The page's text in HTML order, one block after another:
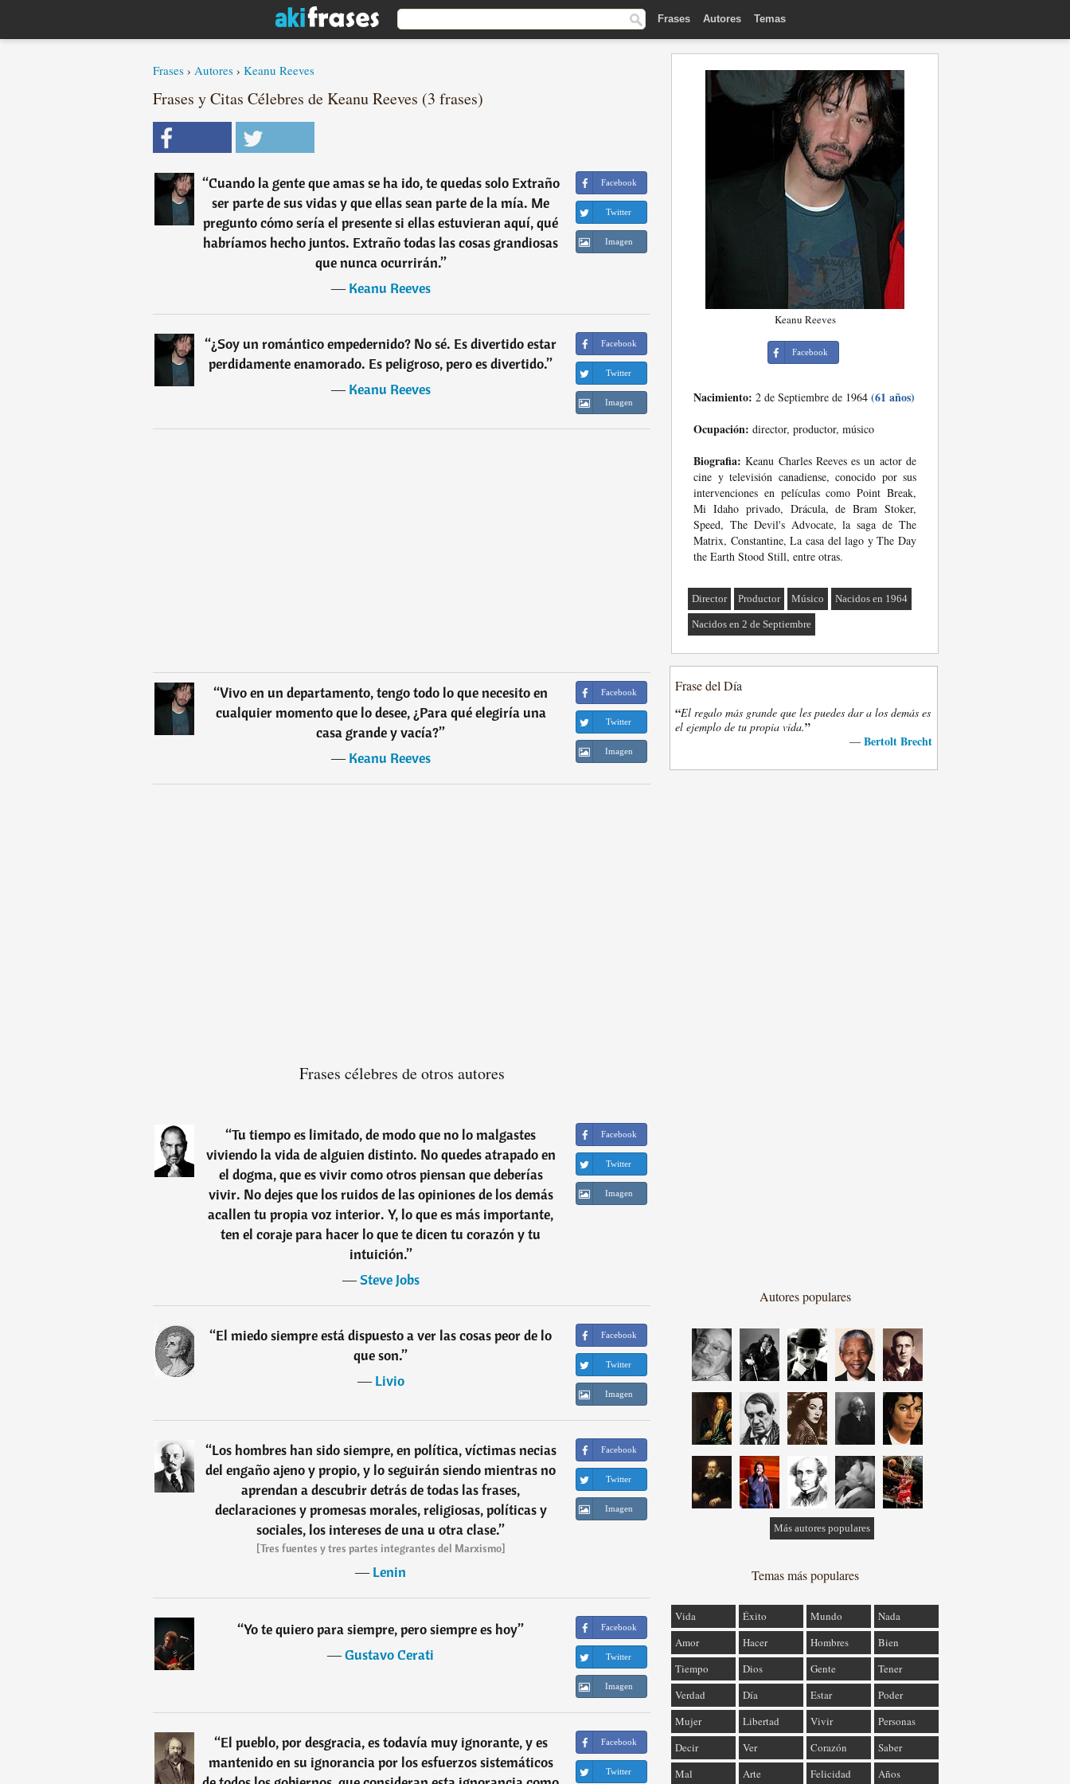
Frases Autores Temas
Frases › Autores › Keanu Reeves
Frases y Citas Célebres de Keanu Reeves (3 frases)
“Cuando la gente que amas se ha ido, te quedas solo Extraño
ser parte de sus vidas y que ellas sean parte de la mía. Me
pregunto cómo sería el presente si ellas estuvieran aquí, qué
habríamos hecho juntos. Extraño todas las cosas grandiosas
que nunca ocurrirán.”
―Keanu Reeves
Facebook
Twitter
Imagen
“¿Soy un romántico empedernido? No sé. Es divertido estar
perdidamente enamorado. Es peligroso, pero es divertido.”
―Keanu Reeves
Facebook
Twitter
Imagen
“Vivo en un departamento, tengo todo lo que necesito en
cualquier momento que lo desee, ¿Para qué elegiría una
casa grande y vacía?”
―Keanu Reeves
Facebook
Twitter
Imagen
Frases célebres de otros autores
“Tu tiempo es limitado, de modo que no lo malgastes
viviendo la vida de alguien distinto. No quedes atrapado en
el dogma, que es vivir como otros piensan que deberías
vivir. No dejes que los ruidos de las opiniones de los demás
acallen tu propia voz interior. Y, lo que es más importante,
ten el coraje para hacer lo que te dicen tu corazón y tu
intuición.”
―Steve Jobs
Facebook
Twitter
Imagen
“El miedo siempre está dispuesto a ver las cosas peor de lo
que son.”
―Livio
Facebook
Twitter
Imagen
“Los hombres han sido siempre, en política, víctimas necias
del engaño ajeno y propio, y lo seguirán siendo mientras no
aprendan a descubrir detrás de todas las frases,
declaraciones y promesas morales, religiosas, políticas y
sociales, los intereses de una u otra clase.”
[Tres fuentes y tres partes integrantes del Marxismo]
―Lenin
Facebook
Twitter
Imagen
“Yo te quiero para siempre, pero siempre es hoy”
―Gustavo Cerati
Facebook
Twitter
Imagen
“El pueblo, por desgracia, es todavía muy ignorante, y es
mantenido en su ignorancia por los esfuerzos sistemáticos
Facebook
Twitter
Keanu Reeves
Facebook
Nacimiento: 2 de Septiembre de 1964 (61 años)
Ocupación: director, productor, músico
Biografia: Keanu Charles Reeves es un actor de
cine y televisión canadiense, conocido por sus
intervenciones en películas como Point Break,
Mi Idaho privado, Drácula, de Bram Stoker,
Speed, The Devil's Advocate, la saga de The
Matrix, Constantine, La casa del lago y The Day
the Earth Stood Still, entre otras.
Director Productor Músico Nacidos en 1964
Nacidos en 2 de Septiembre
Frase del Día
“El regalo más grande que les puedes dar a los demás es
el ejemplo de tu propia vida.”
— Bertolt Brecht
Autores populares
Más autores populares
Temas más populares
Vida Éxito Mundo
Nada
Amor
Hacer Hombres
Bien
Tiempo
Dios Gente
Tener
Verdad
Día Estar
Poder
Mujer
Libertad Vivir
Personas
Decir
Ver Corazón
Saber
Mal
Arte Felicidad Años